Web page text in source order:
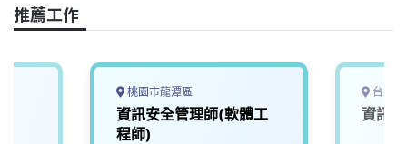
推薦工作
桃園市龍潭區
資訊安全管理師(軟體工
程師)
台北
資訊